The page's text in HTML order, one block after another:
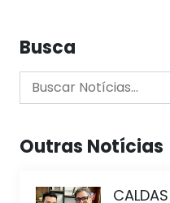
Busca
Outras Notícias